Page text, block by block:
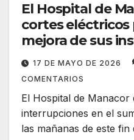
El Hospital de
cortes eléctricos
mejora de sus
17 DE MAYO DE 2026
COMENTARIOS
El Hospital de Manacor
interrupciones en el
las mañanas de este